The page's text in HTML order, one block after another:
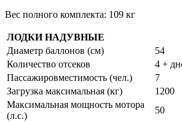
Вес полного комплекта: 109 кг
ЛОДКИ НАДУВНЫЕ
Диаметр баллонов (см)
54
Количество отсеков
4 +
Пассажировместимость (чел.)
7
Загрузка максимальная (кг)
1200
Максимальная мощность мотора
(л.с.)
50